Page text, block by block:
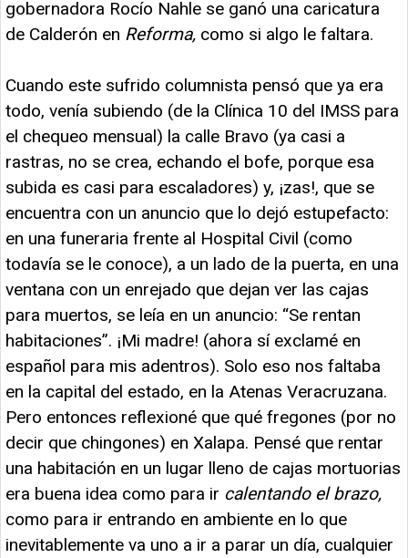
gobernadora Rocío Nahle se ganó una caricatura
de Calderón en Reforma, como si algo le faltara.
Cuando este sufrido columnista pensó que ya era
todo, venía subiendo (de la Clínica 10 del IMSS para
el chequeo mensual) la calle Bravo (ya casi a
rastras, no se crea, echando el bofe, porque esa
subida es casi para escaladores) y, ¡zas!, que se
encuentra con un anuncio que lo dejó estupefacto:
en una funeraria frente al Hospital Civil (como
todavía se le conoce), a un lado de la puerta, en una
ventana con un enrejado que dejan ver las cajas
para muertos, se leía en un anuncio: “Se rentan
habitaciones”. ¡Mi madre! (ahora sí exclamé en
español para mis adentros). Solo eso nos faltaba
en la capital del estado, en la Atenas Veracruzana.
Pero entonces reflexioné que qué fregones (por no
decir que chingones) en Xalapa. Pensé que rentar
una habitación en un lugar lleno de cajas mortuorias
era buena idea como para ir calentando el brazo,
como para ir entrando en ambiente en lo que
inevitablemente va uno a ir a parar un día, cualquier